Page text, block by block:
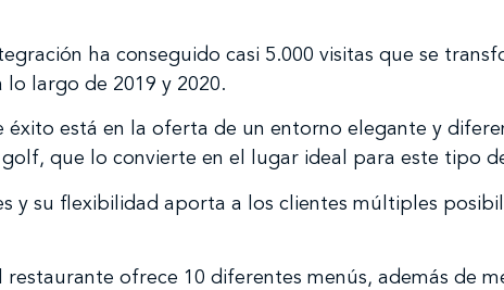
ha conseguido casi 5.000 visitas que se
largo de 2019 y 2020.
éxito está en la oferta de un entorno elegante y
que lo convierte en el lugar ideal para este tipo
y su flexibilidad aporta a los clientes múltiples
restaurante ofrece 10 diferentes menús, además de